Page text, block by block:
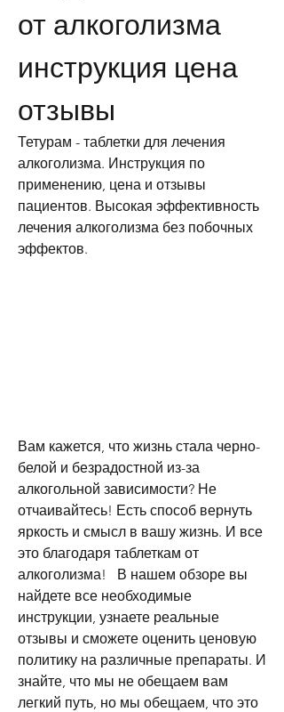
от алкоголизма
инструкция цена
отзывы
Тетурам - таблетки для лечения
алкоголизма. Инструкция по
применению, цена и отзывы
пациентов. Высокая эффективность
лечения алкоголизма без побочных
эффектов.
Вам кажется, что жизнь стала черно-
белой и безрадостной из-за
алкогольной зависимости? Не
отчаивайтесь! Есть способ вернуть
яркость и смысл в вашу жизнь. И все
это благодаря таблеткам от
алкоголизма!   В нашем обзоре вы
найдете все необходимые
инструкции, узнаете реальные
отзывы и сможете оценить ценовую
политику на различные препараты. И
знайте, что мы не обещаем вам
легкий путь, но мы обещаем, что это